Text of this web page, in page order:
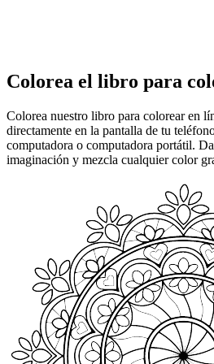
Colorea el libro para
Colorea nuestro libro para colorear en
directamente en la pantalla de tu
computadora o computadora portátil.
imaginación y mezcla cualquier color